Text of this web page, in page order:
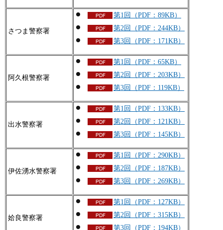
さつま警察署
第1回（PDF：89KB）
第2回（PDF：244KB）
第3回（PDF：171KB）
阿久根警察署
第1回（PDF：65KB）
第2回（PDF：203KB）
第3回（PDF：119KB）
出水警察署
第1回（PDF：133KB）
第2回（PDF：121KB）
第3回（PDF：145KB）
伊佐湧水警察署
第1回（PDF：290KB）
第2回（PDF：187KB）
第3回（PDF：269KB）
姶良警察署
第1回（PDF：127KB）
第2回（PDF：315KB）
第3回（PDF：194KB）